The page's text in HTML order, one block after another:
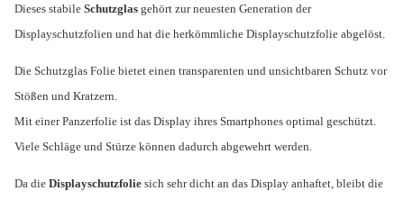
Dieses stabile Schutzglas gehört zur neuesten Generation der
Displayschutzfolien und hat die herkömmliche Displayschutzfolie abgelöst.
Die Schutzglas Folie bietet einen transparenten und unsichtbaren Schutz vor
Stößen und Kratzern.
Mit einer Panzerfolie ist das Display ihres Smartphones optimal geschützt.
Viele Schläge und Stürze können dadurch abgewehrt werden.
Da die Displayschutzfolie sich sehr dicht an das Display anhaftet, bleibt die